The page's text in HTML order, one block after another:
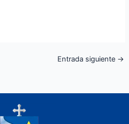
Entrada siguiente →